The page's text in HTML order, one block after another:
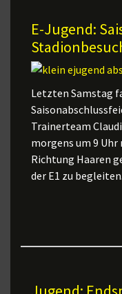
E-Jugend:
Letzten Samstag
Trainerteam
morgens um 9
Richtung Haaren
der E1 zu begleiten.